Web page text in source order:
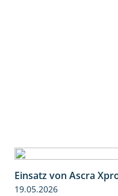
Einsatz von Ascra
19.05.2026